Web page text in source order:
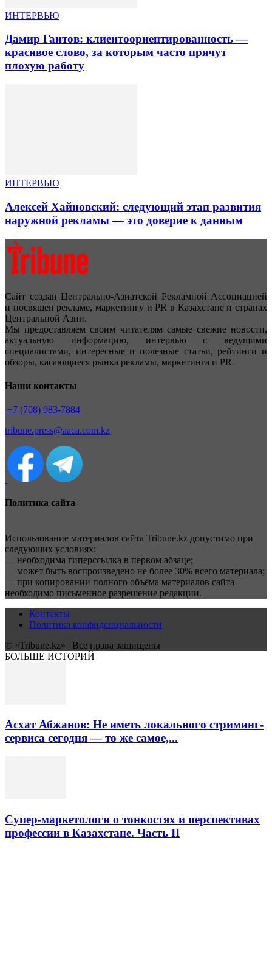
ИНТЕРВЬЮ
Дамир Гаитов: клиентоориентированность —
красивое слово, за которым часто прячут
плохую работу
ИНТЕРВЬЮ
Алексей Хайновский: следующий этап развития
наружной рекламы — это доверие к данным
Сайт создан Центрально-Азиатской Рекламной Ассоциацией
и посвящен рекламе, маркетингу и PR в Казахстане и странах
Центральной Азии.
Мы предоставляем своим читателям самые свежие новости,
актуальную информацию, интервью с ведущими
специалистами, интересные и полезные статьи, рейтинги и
обзоры, касающиеся рынка рекламы, маркетинга и PR.
Наши контакты
+7 (708) 983-7884
tribune.press@aaca.com.kz
Политика сайта
Использование материалов сайта Tribune.kz допустимо при
следующих условиях:
— необходима гиперссылка в первом абзаце;
— может быть воспроизведено не более 30% всего материала;
— при копировании полного объёма материалов сайта
необходимо письменное разрешение редакции.
Контакты
Политика конфиденциальности
© «Tribune.kz» | Все права защищены
БОЛЬШЕ ИСТОРИЙ
Асхат Абжанов: Не иметь локального стриминг-
сервиса сегодня — то же самое,...
Супер-маркетологи о тонкостях и перспективах
профессии в Казахстане. Часть II